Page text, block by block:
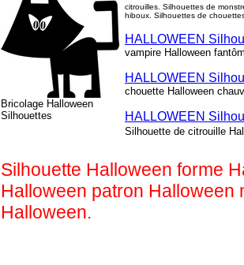
Bricolage Halloween
Silhouettes
citrouilles. Silhouettes de
hiboux. Silhouettes de
HALLOWEEN
vampire Halloween
HALLOWEEN
chouette Halloween
HALLOWEEN
Silhouette de citrouille
Silhouette Halloween forme
Halloween patron Halloween
Halloween.